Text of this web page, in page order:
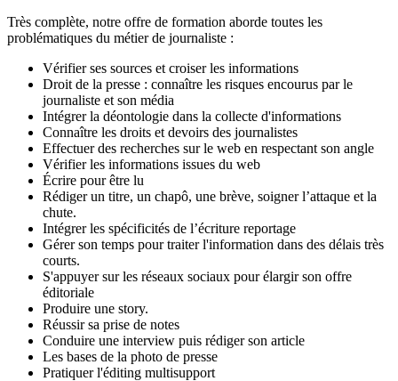
Très complète, notre offre de formation aborde toutes les
problématiques du métier de journaliste :
Vérifier ses sources et croiser les informations
Droit de la presse : connaître les risques encourus par le
journaliste et son média
Intégrer la déontologie dans la collecte d'informations
Connaître les droits et devoirs des journalistes
Effectuer des recherches sur le web en respectant son angle
Vérifier les informations issues du web
Écrire pour être lu
Rédiger un titre, un chapô, une brève, soigner l’attaque et la
chute.
Intégrer les spécificités de l’écriture reportage
Gérer son temps pour traiter l'information dans des délais très
courts.
S'appuyer sur les réseaux sociaux pour élargir son offre
éditoriale
Produire une story.
Réussir sa prise de notes
Conduire une interview puis rédiger son article
Les bases de la photo de presse
Pratiquer l'éditing multisupport